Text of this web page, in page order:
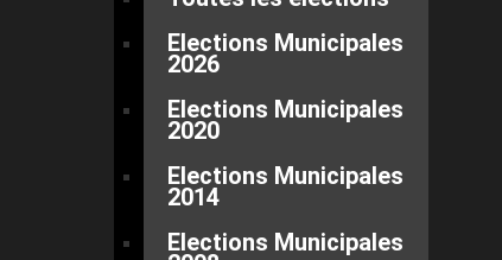
Elections Municipales
2026
Elections Municipales
2020
Elections Municipales
2014
Elections Municipales